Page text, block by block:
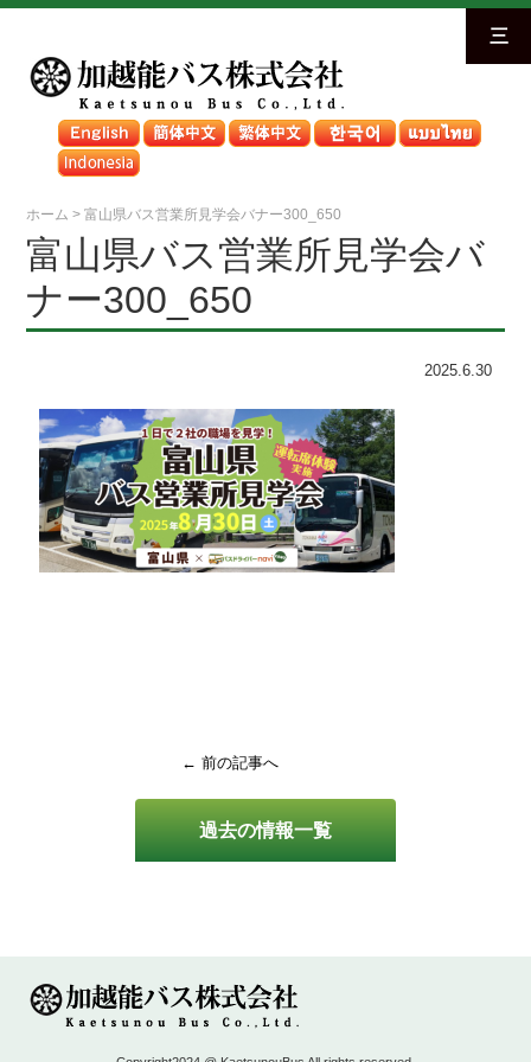
三
ホーム >富山県バス営業所見学会バナー300_650
過去の情報一覧
富山県バス営業所見学会バ
ナー300_650
2025.6.30
← 前の記事へ